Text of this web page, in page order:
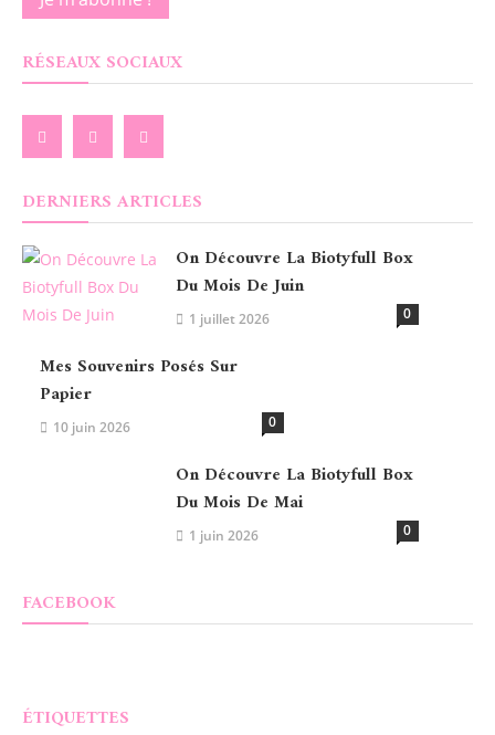
RÉSEAUX SOCIAUX
DERNIERS ARTICLES
On Découvre La Biotyfull Box
Du Mois De Juin
1 juillet 2026 0
Mes Souvenirs Posés Sur
Papier
10 juin 2026 0
On Découvre La Biotyfull Box
Du Mois De Mai
1 juin 2026 0
FACEBOOK
ÉTIQUETTES